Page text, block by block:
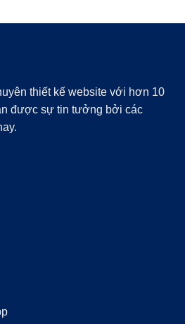
thiết kế website với hơn 10
được sự tin tưởng bởi các